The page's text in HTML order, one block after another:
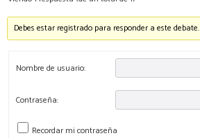
Debes estar registrado para responder a este debate.
Nombre de usuario:
Contraseña:
Recordar mi contraseña